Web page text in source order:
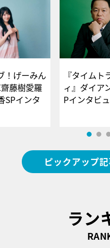
！げーみん
藤樹愛羅
SPインタ
『タイムト
ィ』ダイア
Pイン
ピックアップ
ラン